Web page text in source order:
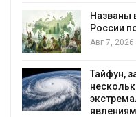
Названы
России
Авг 7, 2026
Тайфун,